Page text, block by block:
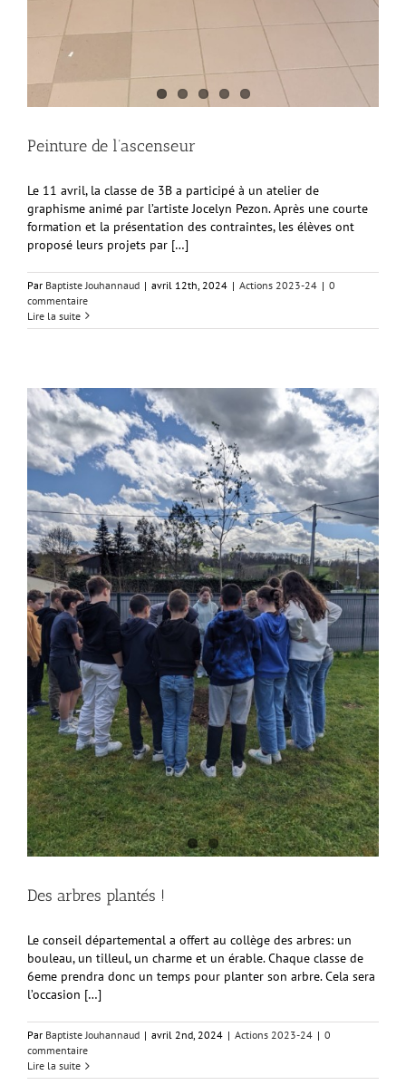
Peinture de l’ascenseur
Le 11 avril, la classe de 3B a participé à un atelier de
graphisme animé par l’artiste Jocelyn Pezon. Après une courte
formation et la présentation des contraintes, les élèves ont
proposé leurs projets par […]
Par Baptiste Jouhannaud | avril 12th, 2024 | Actions 2023-24 | 0
commentaire
Lire la suite
Des arbres plantés !
Le conseil départemental a offert au collège des arbres: un
bouleau, un tilleul, un charme et un érable. Chaque classe de
6eme prendra donc un temps pour planter son arbre. Cela sera
l’occasion […]
Par Baptiste Jouhannaud | avril 2nd, 2024 | Actions 2023-24 | 0
commentaire
Lire la suite